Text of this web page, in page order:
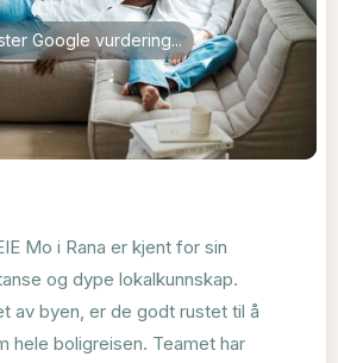
Google vurdering...
Mo i Rana er kjent for sin
og dype lokalkunnskap.
av byen, er de godt rustet til å
hele boligreisen. Teamet har